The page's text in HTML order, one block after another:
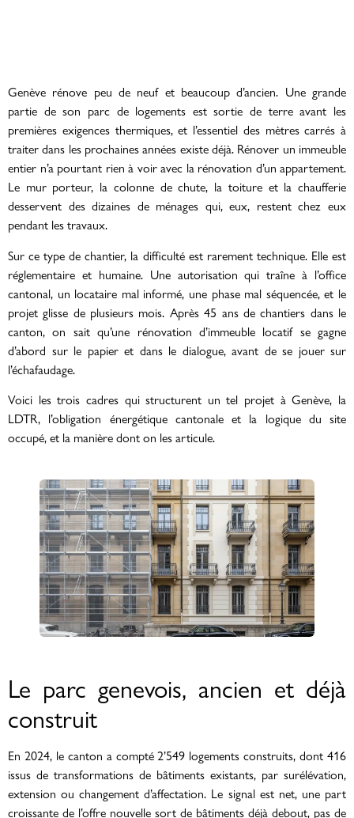
Genève rénove peu de neuf et beaucoup d’ancien. Une grande
partie de son parc de logements est sortie de terre avant les
premières exigences thermiques, et l’essentiel des mètres carrés à
traiter dans les prochaines années existe déjà. Rénover un immeuble
entier n’a pourtant rien à voir avec la rénovation d’un appartement.
Le mur porteur, la colonne de chute, la toiture et la chaufferie
desservent des dizaines de ménages qui, eux, restent chez eux
pendant les travaux.
Sur ce type de chantier, la difficulté est rarement technique. Elle est
réglementaire et humaine. Une autorisation qui traîne à l’office
cantonal, un locataire mal informé, une phase mal séquencée, et le
projet glisse de plusieurs mois. Après 45 ans de chantiers dans le
canton, on sait qu’une rénovation d’immeuble locatif se gagne
d’abord sur le papier et dans le dialogue, avant de se jouer sur
l’échafaudage.
Voici les trois cadres qui structurent un tel projet à Genève, la
LDTR, l’obligation énergétique cantonale et la logique du site
occupé, et la manière dont on les articule.
Le parc genevois, ancien et déjà
construit
En 2024, le canton a compté 2’549 logements construits, dont 416
issus de transformations de bâtiments existants, par surélévation,
extension ou changement d’affectation. Le signal est net, une part
croissante de l’offre nouvelle sort de bâtiments déjà debout, pas de